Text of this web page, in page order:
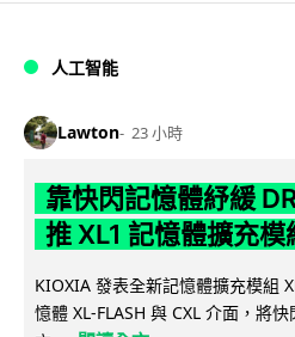
人工智能
Lawton 23 小時
靠快閃記憶體紓緩
推 XL1 記憶體擴充模
KIOXIA 發表全新記憶體擴充模組
憶體 XL-FLASH 與 CXL 介面，將